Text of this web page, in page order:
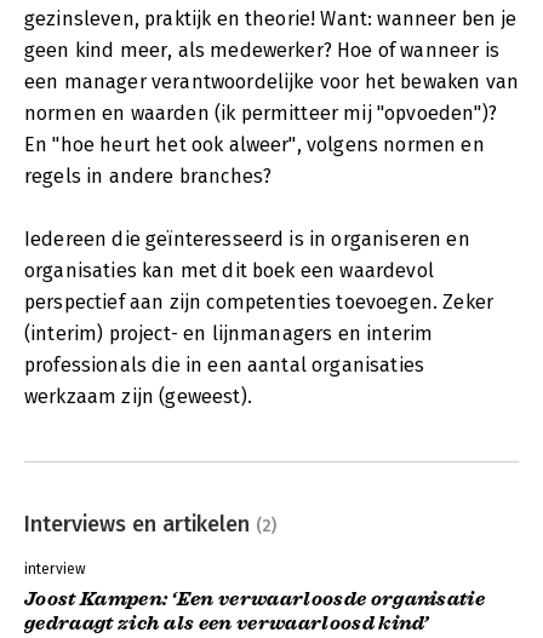
gezinsleven, praktijk en theorie! Want: wanneer ben je
geen kind meer, als medewerker? Hoe of wanneer is
een manager verantwoordelijke voor het bewaken van
normen en waarden (ik permitteer mij "opvoeden")?
En "hoe heurt het ook alweer", volgens normen en
regels in andere branches?
Iedereen die geïnteresseerd is in organiseren en
organisaties kan met dit boek een waardevol
perspectief aan zijn competenties toevoegen. Zeker
(interim) project- en lijnmanagers en interim
professionals die in een aantal organisaties
werkzaam zijn (geweest).
Interviews en artikelen (2)
interview
Joost Kampen: ‘Een verwaarloosde organisatie
gedraagt zich als een verwaarloosd kind’